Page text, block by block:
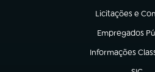
Licitações e
(abre em nova
Empregados
(abre em nova
Informações
(abre em nova